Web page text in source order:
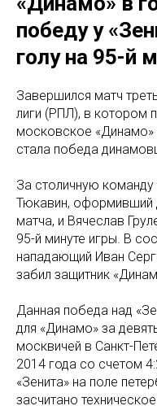
победу у
голу на 95-й
Завершился матч
лиги (РПЛ), в котором
московское «Динамо»
стала победа
За столичную команду
Тюкавин, оформивший
матча, и Вячеслав
95-й минуте игры. В
нападающий Иван
забил защитник
Данная победа над
для «Динамо» за
москвичей в Санкт-
2014 года со счетом
«Зенита» на поле
засчитано